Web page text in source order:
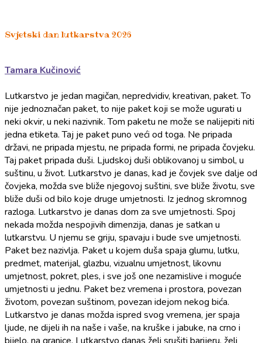
Svjetski dan lutkarstva 2026
Tamara Kučinović
Lutkarstvo je jedan magičan, nepredvidiv, kreativan, paket. To
nije jednoznačan paket, to nije paket koji se može ugurati u
neki okvir, u neki nazivnik. Tom paketu ne može se nalijepiti niti
jedna etiketa. Taj je paket puno veći od toga. Ne pripada
državi, ne pripada mjestu, ne pripada formi, ne pripada čovjeku.
Taj paket pripada duši. Ljudskoj duši oblikovanoj u simbol, u
suštinu, u život. Lutkarstvo je danas, kad je čovjek sve dalje od
čovjeka, možda sve bliže njegovoj suštini, sve bliže životu, sve
bliže duši od bilo koje druge umjetnosti. Iz jednog skromnog
razloga. Lutkarstvo je danas dom za sve umjetnosti. Spoj
nekada možda nespojivih dimenzija, danas je satkan u
lutkarstvu. U njemu se griju, spavaju i bude sve umjetnosti.
Paket bez nazivlja. Paket u kojem duša spaja glumu, lutku,
predmet, materijal, glazbu, vizualnu umjetnost, likovnu
umjetnost, pokret, ples, i sve još one nezamislive i moguće
umjetnosti u jednu. Paket bez vremena i prostora, povezan
životom, povezan suštinom, povezan idejom nekog bića.
Lutkarstvo je danas možda ispred svog vremena, jer spaja
ljude, ne dijeli ih na naše i vaše, na kruške i jabuke, na crno i
bijelo, na granice. Lutkarstvo danas želi srušiti barijeru, želi